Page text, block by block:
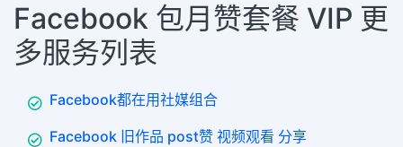
Facebook 包月赞套餐 VIP 更
多服务列表
Facebook都在用社媒组合
Facebook 旧作品 post赞 视频观看 分享